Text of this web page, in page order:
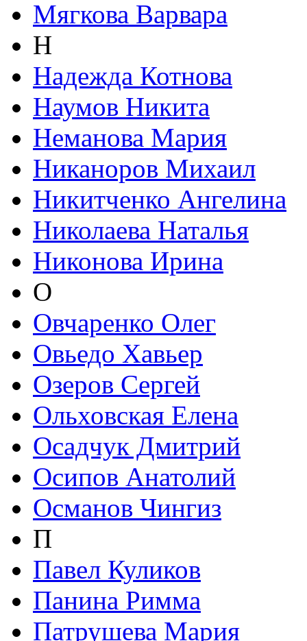
Мягкова Варвара
Н
Надежда Котнова
Наумов Никита
Неманова Мария
Никаноров Михаил
Никитченко Ангелина
Николаева Наталья
Никонова Ирина
О
Овчаренко Олег
Овьедо Хавьер
Озеров Сергей
Ольховская Елена
Осадчук Дмитрий
Осипов Анатолий
Османов Чингиз
П
Павел Куликов
Панина Римма
Патрушева Мария